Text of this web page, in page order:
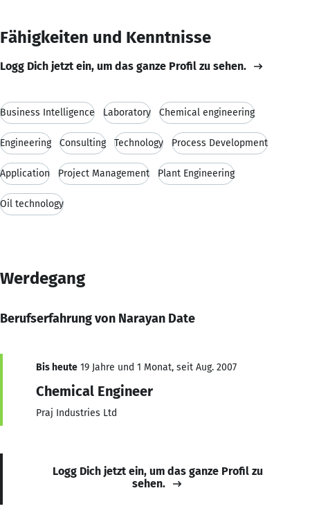
Fähigkeiten und Kenntnisse
Logg Dich jetzt ein, um das ganze Profil zu sehen.
Business Intelligence Laboratory Chemical engineering
Engineering Consulting Technology Process Development
Application Project Management Plant Engineering
Oil technology
Werdegang
Berufserfahrung von Narayan Date
Bis heute 19 Jahre und 1 Monat, seit Aug. 2007
Chemical Engineer
Praj Industries Ltd
Logg Dich jetzt ein, um das ganze Profil zu
sehen.